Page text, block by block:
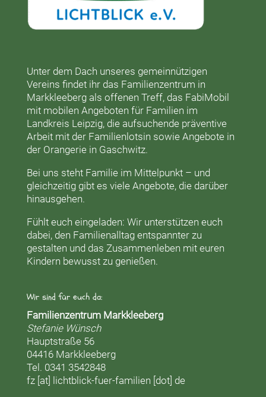
Unter dem Dach unseres gemeinnützigen
Vereins findet ihr das Familienzentrum in
Markkleebergals offenen Treff, das FabiMobil
mit mobilen Angeboten für Familien im
Landkreis Leipzig, die aufsuchende präventive
Arbeit mit der Familienlotsin sowie Angebote in
der Orangeriein Gaschwitz.
Bei uns steht Familie im Mittelpunkt – und
gleichzeitig gibt es viele Angebote, die darüber
hinausgehen.
Fühlt euch eingeladen: Wir unterstützen euch
dabei, den Familienalltag entspannter zu
gestalten und das Zusammenleben mit euren
Kindern bewusst zu genießen.
Wir sind für euch da:
Familienzentrum Markkleeberg
Stefanie Wünsch
Hauptstraße 56
04416 Markkleeberg
Tel. 0341 3542848
fz [at] lichtblick-fuer-familien [dot] de